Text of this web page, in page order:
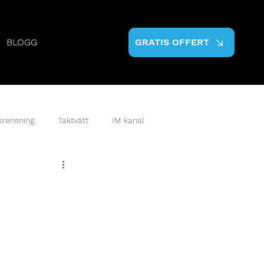
BLOGG GRATIS OFFERT
Taktvätt IM kanal